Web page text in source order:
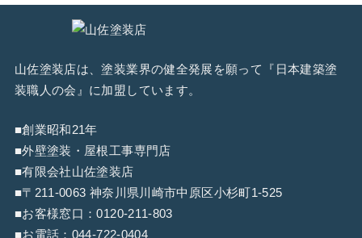
山佐塗装店は、塗装業界の健全発展を願って『 日本建築塗
装職人の会 』に加盟しています。
■創業昭和21年
■外壁塗装・屋根工事専門店
■有限会社山佐塗装店
■〒211-0063 神奈川県川崎市中原区小杉町1-525
■お客様窓口：0120-211-803
■お電話： 044-722-0404